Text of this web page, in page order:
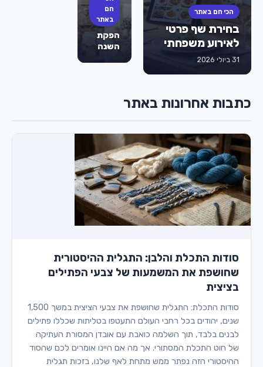
הכי חם באתר
בחירת שף פרטי
לאירוע משפחתי
31 ביולי 2026
לבת
מצווה
הם
הסוד
לאירוע
מוצלח
חם
באתר
הפקת
השנה
בראשון
לציון
שישאיר
את כל
השכבה
פעורת
פה
כתבות אחרונות באתר
סודות התכלת והלבן: התגלית ההיסטורית
שחושפת את המשמעות של צבעי הפתילים
בציצית
סודות התכלת: התגלית שחושפת את צבעי הציצית במשך 1,500
שנים, יהודים בכל רחבי העולם התעטפו בטליתות שכללו פתילים
לבנים בלבד, תוך השלמה כואבת עם אובדן המסורת העתיקה
של חוט התכלת המסתורי. אך מה אם היינו אומרים לכם שהסוד
ההיסטורי הזה נפתר ממש מתחת לאף שלנו, בזכות תגלית